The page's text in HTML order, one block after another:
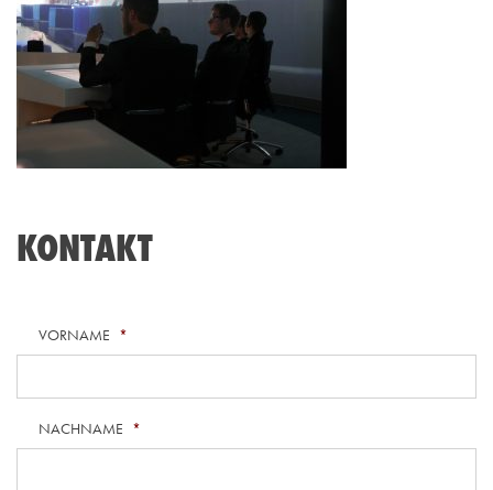
KONTAKT
VORNAME *
NACHNAME *